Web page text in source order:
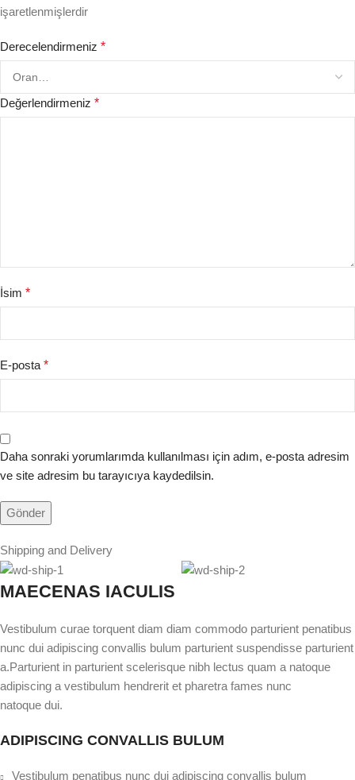
işaretlenmişlerdir
Derecelendirmeniz *
Değerlendirmeniz *
İsim *
E-posta *
Daha sonraki yorumlarımda kullanılması için adım, e-posta adresim
ve site adresim bu tarayıcıya kaydedilsin.
Shipping and Delivery
MAECENAS IACULIS
Vestibulum curae torquent diam diam commodo parturient penatibus
nunc dui adipiscing convallis bulum parturient suspendisse parturient
a.Parturient in parturient scelerisque nibh lectus quam a natoque
adipiscing a vestibulum hendrerit et pharetra fames nunc
natoque dui.
ADIPISCING CONVALLIS BULUM
Vestibulum penatibus nunc dui adipiscing convallis bulum